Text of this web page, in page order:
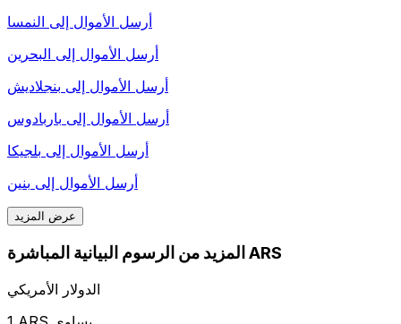
أرسل الأموال إلى النمسا
أرسل الأموال إلى البحرين
أرسل الأموال إلى بنجلاديش
أرسل الأموال إلى باربادوس
أرسل الأموال إلى بلجيكا
أرسل الأموال إلى بنين
عرض المزيد
المزيد من الرسوم البيانية المباشرة ARS
الدولار الأمريكي